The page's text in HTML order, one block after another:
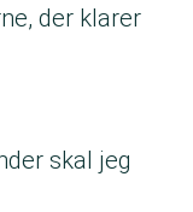
der klarer
skal jeg